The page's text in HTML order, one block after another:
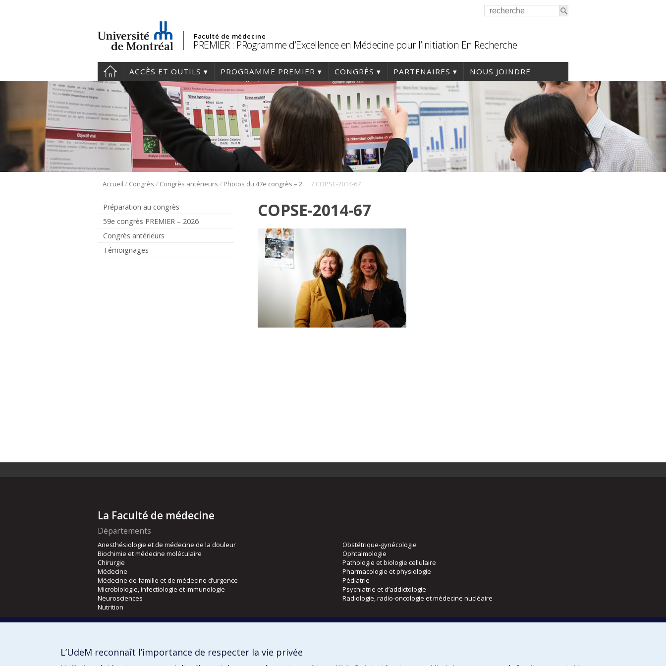
Faculté de médecine
PREMIER : PRogramme d’Excellence en Médecine pour l’Initiation En Recherche
ACCÈS ET OUTILS PROGRAMME PREMIER CONGRÈS PARTENAIRES NOUS JOINDRE
Accueil / Congrès / Congrès antérieurs / Photos du 47e congrès – 2014 / COPSE-2014-67
Préparation au congrès
59e congrès PREMIER – 2026
Congrès antérieurs
Témoignages
COPSE-2014-67
La Faculté de médecine
Départements
Anesthésiologie et de médecine de la douleur
Biochimie et médecine moléculaire
Chirurgie
Médecine
Médecine de famille et de médecine d’urgence
Microbiologie, infectiologie et immunologie
Neurosciences
Nutrition
Obstétrique-gynécologie
Ophtalmologie
Pathologie et biologie cellulaire
Pharmacologie et physiologie
Pédiatrie
Psychiatrie et d’addictologie
Radiologie, radio-oncologie et médecine nucléaire
Orthophonie et audiologie
L’UdeM reconnaît l’importance de respecter la vie privée